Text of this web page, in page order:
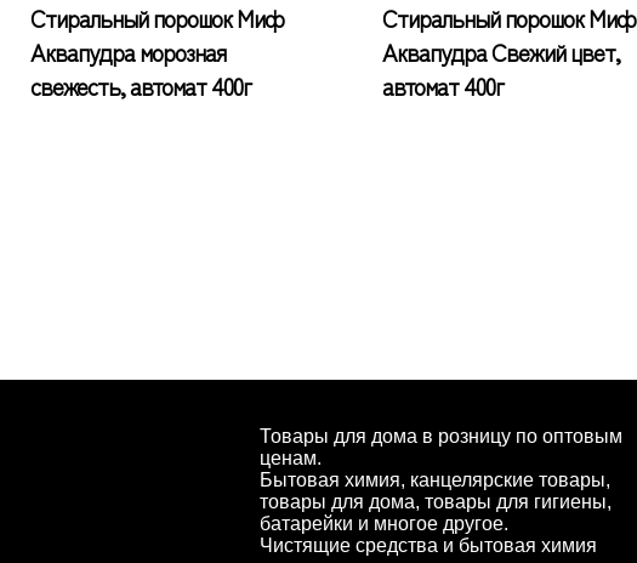
Стиральный порошок Миф
Аквапудра морозная
свежесть, автомат 400г
Стиральный порошок Миф
Аквапудра Свежий цвет,
автомат 400г
Товары для дома в розницу по оптовым
ценам.
Бытовая химия, канцелярские товары,
товары для дома, товары для гигиены,
батарейки и многое другое.
Чистящие средства и бытовая химия